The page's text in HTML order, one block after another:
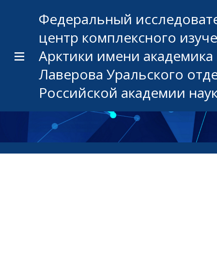
Федеральный
центр комплексного
Арктики имени
Лаверова Уральского
Российской академии